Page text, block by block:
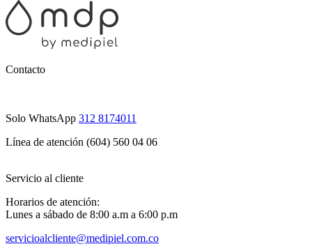
Contacto
Solo WhatsApp 312 8174011
Línea de atención (604) 560 04 06
Servicio al cliente
Horarios de atención:
Lunes a sábado de 8:00 a.m a 6:00 p.m
servicioalcliente@medipiel.com.co